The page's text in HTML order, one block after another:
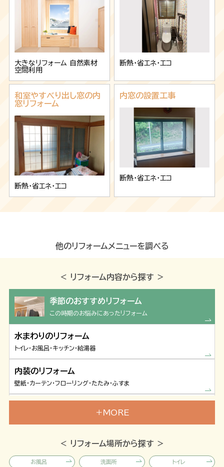
大きなリフォーム
自然素材
空間利用
断熱・省エネ・エコ
和室やすべり出し窓の内
窓リフォーム
断熱・省エネ・エコ
内窓の設置工事
断熱・省エネ・エコ
他のリフォームメニューを調べる
＜ リフォーム内容から探す ＞
季節のおすすめリフォーム
この時期のお悩みにあったリフォーム
水まわりのリフォーム
トイレ・お風呂・キッチン・給湯器
内装のリフォーム
壁紙・カーテン・フローリング・たたみ・ふすま
屋根・外壁リフォーム
MORE
＜ リフォーム場所から探す ＞
お風呂 洗面所 トイレ